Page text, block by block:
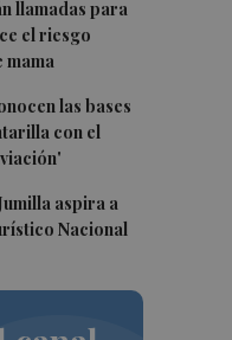
llamadas para
el riesgo
las bases
con el
aspira a
Nacional